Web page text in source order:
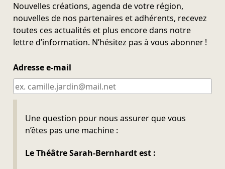
Nouvelles créations, agenda de votre région,
nouvelles de nos partenaires et adhérents, recevez
toutes ces actualités et plus encore dans notre
lettre d’information. N’hésitez pas à vous abonner !
Adresse e-mail
Une question pour nous assurer que vous
n’êtes pas une machine :
Le Théâtre Sarah-Bernhardt est :
Ne pas remplir